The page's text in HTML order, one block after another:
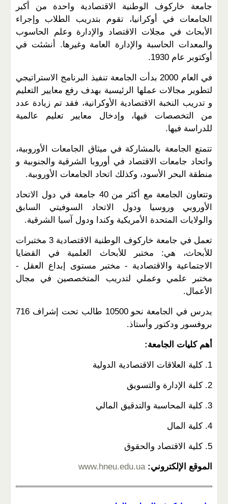
جامعة خاركوف الوطنية الاقتصادية واحدة من أكبر
الجامعات في أوكرانيا، تقوم بتدريب الطلاب وإجراء
الأبحاث في مجلات الاقتصاد والإدارة وعلم الحاسوب
والمعدات الحاسبة والإدارة العامة وغيرها. أنشئت في
أوكتوبر عام 1930.
في العام 2000 بدأت الجامعة تنفيذ البرنامج الاستراتيجي
لتطوير مجالات عملها الرئيسية بهدف رفع معايير التعليم
و تدريب النخبة الاقتصادية الأوكرانية، فقد تم زيادة عدد
من التخصصات فيها، وإدخال معايير تعليم عالمية
للدراسة فيها.
تتمتع الجامعة بالمشاركة في ميثاق الجامعات الأوروبية،
واتحاد جامعات الاقتصاد في أوروبا الشرقية والجنوبية و
منطقة البحر الأسود، وكذلك اتحاد الجامعات الأوروبية.
وتتعاون الجامعة مع أكثر من 40 جامعة في دول الاتحاد
الأوروبي وروسيا ودول الاتحاد السوفيتي السابق
والولايات المتحدة الأمريكية وكندا ودول آسيا الشرقية.
تعمل في جامعة خاركوف الوطنية الاقتصادية 3 مختبرات
للأبحاث، هي: مختبر للأبحاث العلمية في القضايا
الاجتماعية والاقتصادية - مختبر مستوى إبداع العقل -
مختبر علمي وعملي لتدريب المتخصصين في مجال
الأعمال.
يدرس في الجامعة نحو 10500 طالب تحت إشراف 716
بروفسور ودكتور وأستاذ.
أهم كليات الجامعة:
1. كلية العلاقات الاقتصادية الدولية
2. كلية الإدارة والتسويق
3. كلية المحاسبة والتدقيق المالي
4. كلية المال
5. كلية الاقتصاد والحقوق
الموقع الإلكتروني: www.hneu.edu.ua